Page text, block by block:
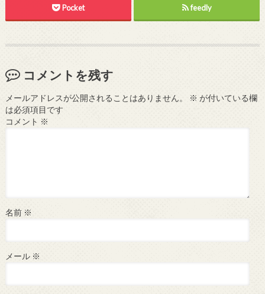
Pocket feedly
コメントを残す
メールアドレスが公開されることはありません。 ※ が付いている欄
は必須項目です
コメント ※
名前 ※
メール ※